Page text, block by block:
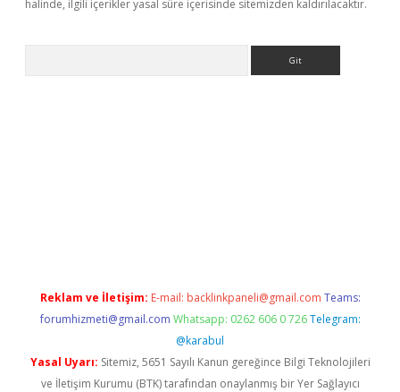
halinde, ilgili içerikler yasal süre içerisinde sitemizden kaldırılacaktır.
Reklam ve İletişim: E-mail: backlinkpaneli@gmail.com Teams:
forumhizmeti@gmail.com Whatsapp: 0262 606 0 726 Telegram:
@karabul
Yasal Uyarı: Sitemiz, 5651 Sayılı Kanun gereğince Bilgi Teknolojileri
ve İletişim Kurumu (BTK) tarafından onaylanmış bir Yer Sağlayıcı